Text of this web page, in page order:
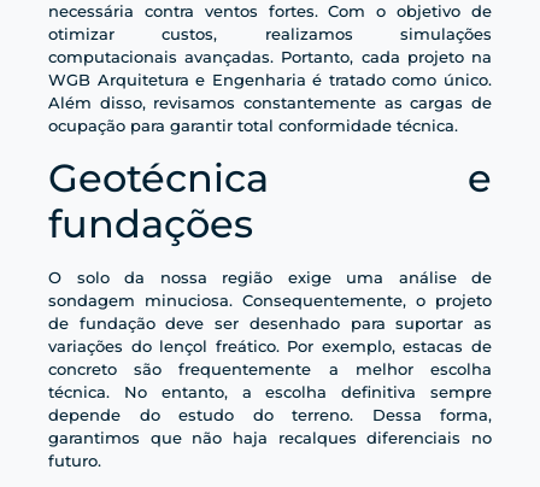
necessária contra ventos fortes. Com o objetivo de
otimizar custos, realizamos simulações
computacionais avançadas. Portanto, cada projeto na
WGB Arquitetura e Engenharia é tratado como único.
Além disso, revisamos constantemente as cargas de
ocupação para garantir total conformidade técnica.
Geotécnica e
fundações
O solo da nossa região exige uma análise de
sondagem minuciosa. Consequentemente, o projeto
de fundação deve ser desenhado para suportar as
variações do lençol freático. Por exemplo, estacas de
concreto são frequentemente a melhor escolha
técnica. No entanto, a escolha definitiva sempre
depende do estudo do terreno. Dessa forma,
garantimos que não haja recalques diferenciais no
futuro.